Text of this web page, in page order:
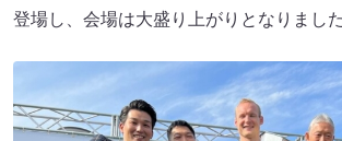
登場し、会場は大盛り上がりとなりました